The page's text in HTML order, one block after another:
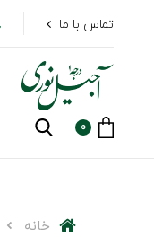
تماس با ما
0
خانه